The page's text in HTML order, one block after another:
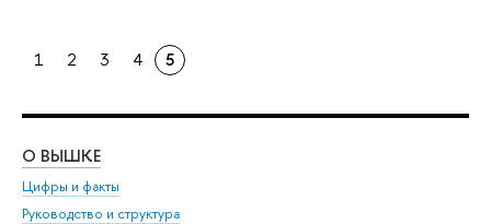
1 2 3 4 5
О ВЫШКЕ
Цифры и факты
Руководство и структура